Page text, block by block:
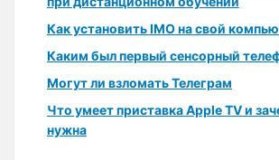
Как установить IMO на свой
Каким был первый сенсорный
Могут ли взломать Телеграм
Что умеет приставка Apple TV и
нужна